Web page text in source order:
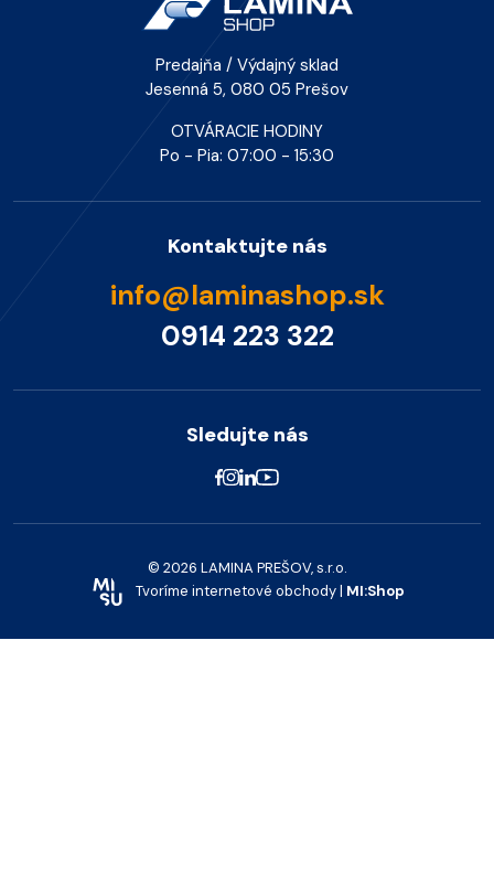
Predajňa / Výdajný sklad
Jesenná 5, 080 05 Prešov
OTVÁRACIE HODINY
Po - Pia: 07:00 - 15:30
Kontaktujte nás
info@laminashop.sk
0914 223 322
Sledujte nás
© 2026 LAMINA PREŠOV, s.r.o.
Tvoríme internetové obchody | MI:Shop